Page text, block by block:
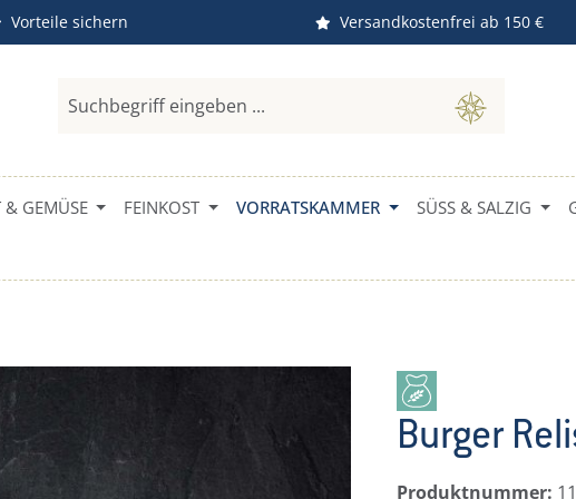
Vorteile sichern Versandkostenfrei ab 150 €
& GEMÜSE FEINKOST VORRATSKAMMER SÜSS & SALZIG
Burger
Produktnummer: